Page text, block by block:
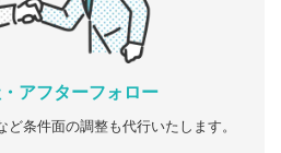
アフターフォロー
条件面の調整も代行いたします。